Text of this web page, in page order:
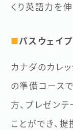
くり英語力を
■パスウェイ
カナダのカレ
の準備コース
方、プレゼン
ことができ、